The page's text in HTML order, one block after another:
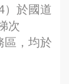
）於國道
次
區，均於